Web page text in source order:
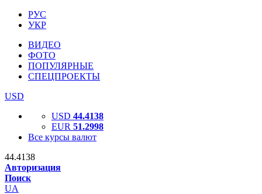
РУС
УКР
ВИДЕО
ФОТО
ПОПУЛЯРНЫЕ
СПЕЦПРОЕКТЫ
USD
USD 44.4138
EUR 51.2998
Все курсы валют
44.4138
Авторизация
Поиск
UA